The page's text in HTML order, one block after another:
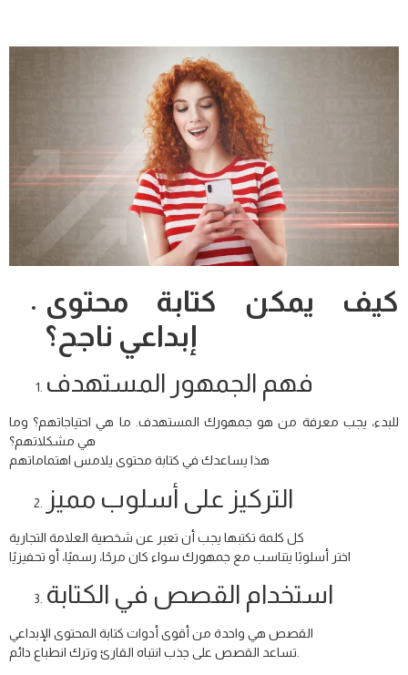
كيف يمكن كتابة محتوى
إبداعي ناجح؟
فهم الجمهور المستهدف
للبدء، يجب معرفة من هو جمهورك المستهدف. ما هي احتياجاتهم؟ وما
هي مشكلاتهم؟
هذا يساعدك في كتابة محتوى يلامس اهتماماتهم
التركيز على أسلوب مميز
كل كلمة تكتبها يجب أن تعبر عن شخصية العلامة التجارية
اختر أسلوبًا يتناسب مع جمهورك سواء كان مرحًا، رسميًا، أو تحفيزيًا
استخدام القصص في الكتابة
القصص هي واحدة من أقوى أدوات كتابة المحتوى الإبداعي